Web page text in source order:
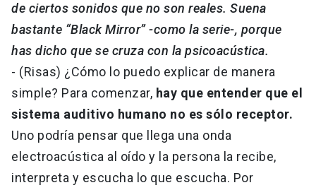
de ciertos sonidos que no son reales. Suena
bastante “Black Mirror” -como la serie-, porque
has dicho que se cruza con la psicoacústica.
- (Risas) ¿Cómo lo puedo explicar de manera
simple? Para comenzar, hay que entender que el
sistema auditivo humano no es sólo receptor.
Uno podría pensar que llega una onda
electroacústica al oído y la persona la recibe,
interpreta y escucha lo que escucha. Por